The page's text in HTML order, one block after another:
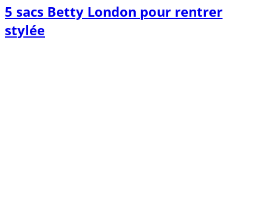
5 sacs Betty London pour rentrer
stylée